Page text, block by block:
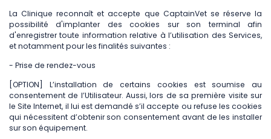
La Clinique reconnaît et accepte que CaptainVet se réserve la
possibilité d'implanter des cookies sur son terminal afin
d'enregistrer toute information relative à l’utilisation des Services,
et notamment pour les finalités suivantes :
- Prise de rendez-vous
[OPTION] L’installation de certains cookies est soumise au
consentement de l’Utilisateur. Aussi, lors de sa première visite sur
le Site Internet, il lui est demandé s’il accepte ou refuse les cookies
qui nécessitent d’obtenir son consentement avant de les installer
sur son équipement.